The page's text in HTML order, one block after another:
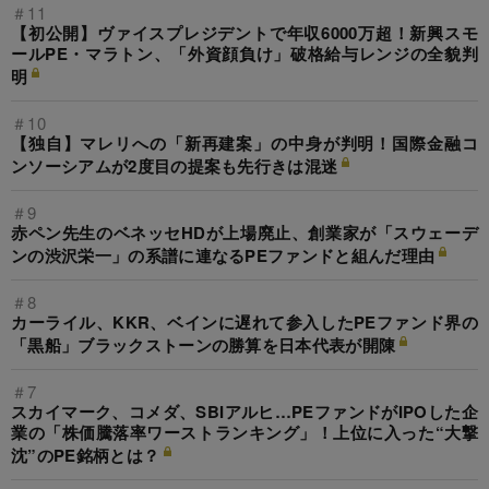
＃11
【初公開】ヴァイスプレジデントで年収6000万超！新興スモ
ールPE・マラトン、「外資顔負け」破格給与レンジの全貌判
明
＃10
【独自】マレリへの「新再建案」の中身が判明！国際金融コ
ンソーシアムが2度目の提案も先行きは混迷
＃9
赤ペン先生のベネッセHDが上場廃止、創業家が「スウェーデ
ンの渋沢栄一」の系譜に連なるPEファンドと組んだ理由
＃8
カーライル、KKR、ベインに遅れて参入したPEファンド界の
「黒船」ブラックストーンの勝算を日本代表が開陳
＃7
スカイマーク、コメダ、SBIアルヒ…PEファンドがIPOした企
業の「株価騰落率ワーストランキング」！上位に入った“大撃
沈”のPE銘柄とは？